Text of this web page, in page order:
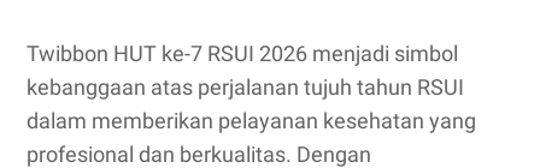
Twibbon HUT ke-7 RSUI 2026 menjadi simbol
kebanggaan atas perjalanan tujuh tahun RSUI
dalam memberikan pelayanan kesehatan yang
profesional dan berkualitas. Dengan